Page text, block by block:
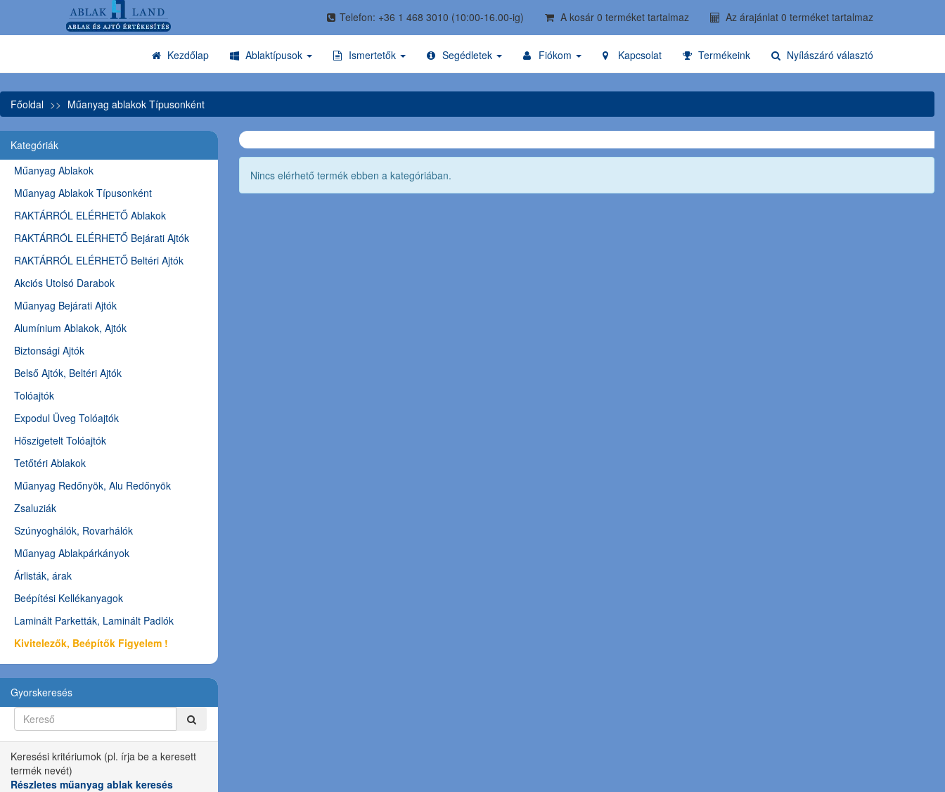
Telefon: +36 1 468 3010 (10:00-16.00-ig) A kosár 0 terméket tartalmaz Az árajánlat 0 terméket tartalmaz
Kezdőlap Ablaktípusok Ismertetők Segédletek Fiókom Kapcsolat Termékeink Nyílászáró választó
Főoldal Műanyag ablakok Típusonként
Nincs elérhető termék ebben a kategóriában.
Kategóriák
Műanyag Ablakok
Műanyag Ablakok Típusonként
RAKTÁRRÓL ELÉRHETŐ Ablakok
RAKTÁRRÓL ELÉRHETŐ Bejárati Ajtók
RAKTÁRRÓL ELÉRHETŐ Beltéri Ajtók
Akciós Utolsó Darabok
Műanyag Bejárati Ajtók
Alumínium Ablakok, Ajtók
Biztonsági Ajtók
Belső Ajtók, Beltéri Ajtók
Tolóajtók
Expodul Üveg Tolóajtók
Hőszigetelt Tolóajtók
Tetőtéri Ablakok
Műanyag Redőnyök, Alu Redőnyök
Zsaluziák
Szúnyoghálók, Rovarhálók
Műanyag Ablakpárkányok
Árlisták, árak
Beépítési Kellékanyagok
Laminált Parketták, Laminált Padlók
Kivitelezők, Beépítők Figyelem !
Gyorskeresés
Keresési kritériumok (pl. írja be a keresett
termék nevét)
Részletes műanyag ablak keresés